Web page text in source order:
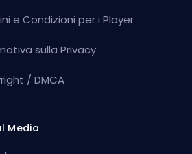
e Condizioni per i Player
sulla Privacy
/ DMCA
Media